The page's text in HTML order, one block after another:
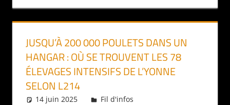
JUSQU’À 200 000 POULETS DANS UN
HANGAR : OÙ SE TROUVENT LES 78
ÉLEVAGES INTENSIFS DE L’YONNE
SELON L214
14 juin 2025 Daniel
Fil d'infos